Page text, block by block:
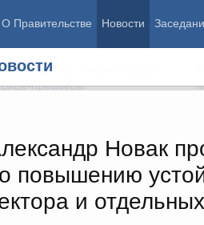
О Правительстве Новости
Новак
повышению
и
Председатель Правительства
Вице-премьеры
Демография
Здоровье
Образование